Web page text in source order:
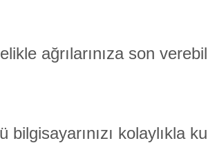
ağrılarınıza son
kolaylıkla